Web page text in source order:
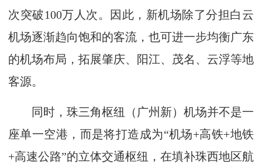
次突破100万人次。因此，新机场除了分担白云
机场逐渐趋向饱和的客流，也可进一步均衡广东
的机场布局，拓展肇庆、阳江、茂名、云浮等地
客源。
同时，珠三角枢纽（广州新）机场并不是一
座单一空港，而是将打造成为“机场+高铁+地铁
+高速公路”的立体交通枢纽，在填补珠西地区航